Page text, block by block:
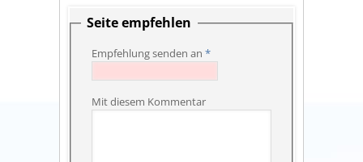
Seite empfehlen
Empfehlung senden an *
Mit diesem Kommentar